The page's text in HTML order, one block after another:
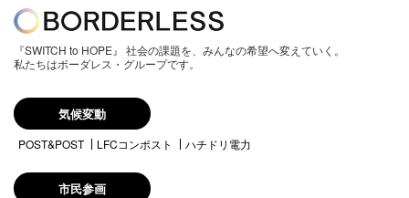
『SWITCH to HOPE』 社会の課題を、みんなの希望へ変えていく。
私たちはボーダレス・グループです。
気候変動
POST&POST LFCコンポスト ハチドリ電力
市民参画